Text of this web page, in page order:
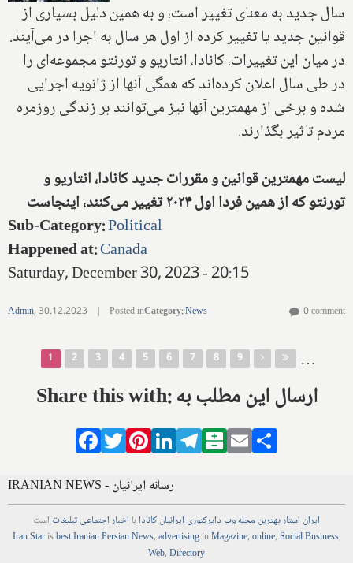
سال جدید به معنای تغییر است، و به همین دلیل بسیاری از
قوانین جدید یا تغییر کرده از اول هر سال به اجرا در می‌آیند.
در میان این تغییرات، کانادا، انتاریو و تورنتو مجموعه‌ای را
در طی سال اعلان کرده‌اند که همگی آنها از ژانویه اجرایی
شده و برخی از مهمترین آنها نیز می‌توانند بر زندگی روزمره
مردم تاثیر بگذارند.
لیست مهمترین قوانین و مقررات جدید کانادا، انتاریو و
تورنتو که از همین فردا اول ۲۰۲۴ تغییر می‌کنند، اینجاست
Sub-Category:Political
Happened at:Canada
Saturday, December 30, 2023 - 20:15
Admin,30.12.2023 | Posted inCategory:News 0 comment
Pages
1 2 3 4 5 6 7 8 9 …
Share this with: ارسال این مطلب به
Facebook
TwitterPinterestLinkedIn
Telegram
Balatarin
Email
IRANIAN NEWS - رسانه ایرانیان
ایران استاربهترین مجلهوب دایرکتوری ایرانیان کانادابا اخباراجتماعیتبلیغات است
Iran Starisbest Iranian PersianNews,advertisinginMagazine,online,Social Business,
Web,Directory